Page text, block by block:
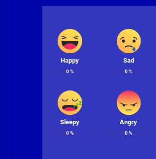
Happy
0%
Sad
0%
Sleepy
0%
Angry
0%